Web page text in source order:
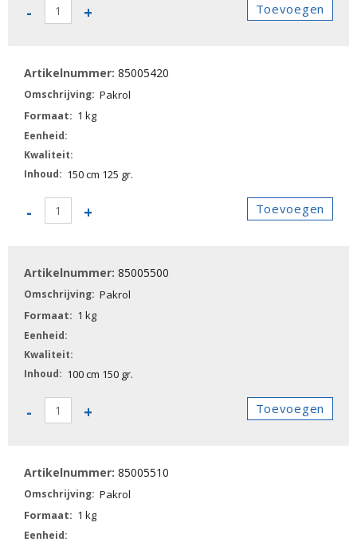
-
85005410
+ Toevoegen
85005420
Pakrol
1 kg
150 cm 125 gr.
-
85005420
+ Toevoegen
85005500
Pakrol
1 kg
100 cm 150 gr.
-
85005500
+ Toevoegen
85005510
Pakrol
1 kg